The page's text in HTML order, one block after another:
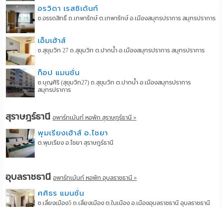
อรวิดา เรสซิเด้นท์
ซ.อรรถสิทธิ์ ถ.เทพารักษ์ ต.เทพารักษ์ อ.เมืองสมุทรปราการ สมุทรปราการ
เอ็มเฮ้าส์
ซ.สุขุมวิท 27 ถ.สุขุมวิท ต.ปากน้ำ อ.เมืองสมุทรปราการ สมุทรปราการ
ท็อป แมนชั่น
ซ.บุญศิริ (สุขุมวิท27) ถ.สุขุมวิท ต.ปากน้ำ อ.เมืองสมุทรปราการ
สมุทรปราการ
สุราษฎร์ธานีอพาร์ทเม้นท์ หอพัก สุราษฎร์ธานี »
พุมเรียงเฮ้าส์ อ.ไชยา
ต.พุมเรียง อ.ไชยา สุราษฎร์ธานี
อุบลราชธานีอพาร์ทเม้นท์ หอพัก อุบลราชธานี »
ศศิธร แมนชั่น
ซ.เลี่ยงเมือง5 ถ.เลี่ยงเมือง ต.ในเมือง อ.เมืองอุบลราชธานี อุบลราชธานี